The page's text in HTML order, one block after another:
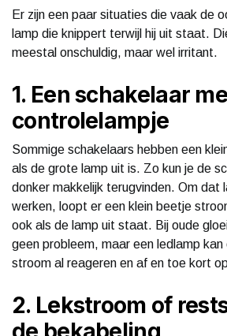
Er zijn een paar situaties die vaak de
lamp die knippert terwijl hij uit staat.
meestal onschuldig, maar wel irritant.
1. Een schakelaar
controlelampje
Sommige schakelaars hebben een
als de grote lamp uit is. Zo kun je de
donker makkelijk terugvinden. Om dat
werken, loopt er een klein beetje
ook als de lamp uit staat. Bij oude
geen probleem, maar een ledlamp kan
stroom al reageren en af en toe kort
2. Lekstroom of